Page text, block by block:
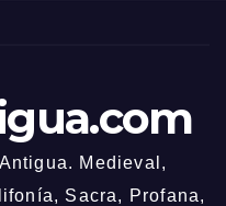
Medieval,
Sacra, Profana,